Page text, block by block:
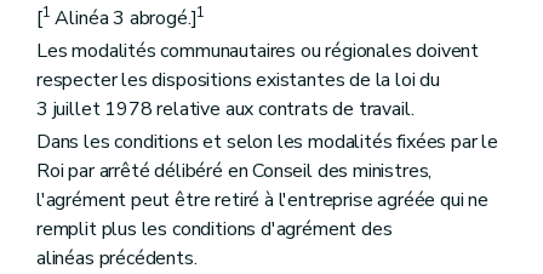
[1 Alinéa 3 abrogé.]1
Les modalités communautaires ou régionales doivent
respecter les dispositions existantes de la loi du
3 juillet 1978 relative aux contrats de travail.
Dans les conditions et selon les modalités fixées par le
Roi par arrêté délibéré en Conseil des ministres,
l'agrément peut être retiré à l'entreprise agréée qui ne
remplit plus les conditions d'agrément des
alinéas précédents.